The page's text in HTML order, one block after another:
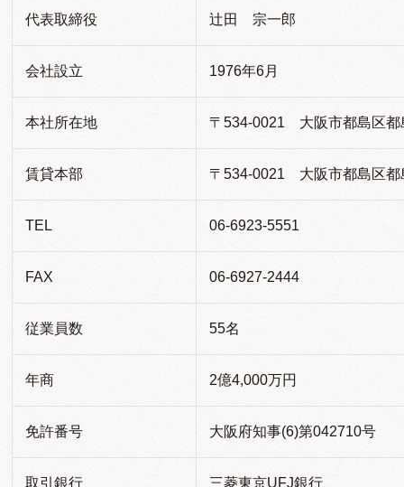
代表取締役 辻田 宗一郎
会社設立 1976年6月
本社所在地 〒534-0021 大阪市都島区都
賃貸本部 〒534-0021 大阪市都島区都
TEL 06-6923-5551
FAX 06-6927-2444
従業員数 55名
年商 2億4,000万円
免許番号 大阪府知事(6)第042710号
取引銀行 三菱東京UFJ銀行